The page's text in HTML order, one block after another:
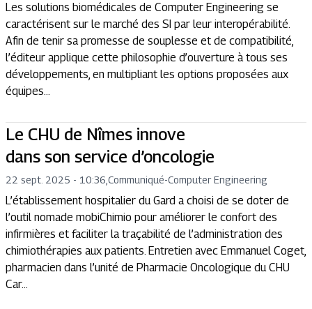
Les solutions biomédicales de Computer Engineering se
caractérisent sur le marché des SI par leur interopérabilité.
Afin de tenir sa promesse de souplesse et de compatibilité,
l’éditeur applique cette philosophie d’ouverture à tous ses
développements, en multipliant les options proposées aux
équipes...
Le CHU de Nîmes innove
dans son service d’oncologie
22 sept. 2025 - 10:36 Communiqué-Computer Engineering
L’établissement hospitalier du Gard a choisi de se doter de
l’outil nomade mobiChimio pour améliorer le confort des
infirmières et faciliter la traçabilité de l’administration des
chimiothérapies aux patients. Entretien avec Emmanuel Coget,
pharmacien dans l’unité de Pharmacie Oncologique du CHU
Car...